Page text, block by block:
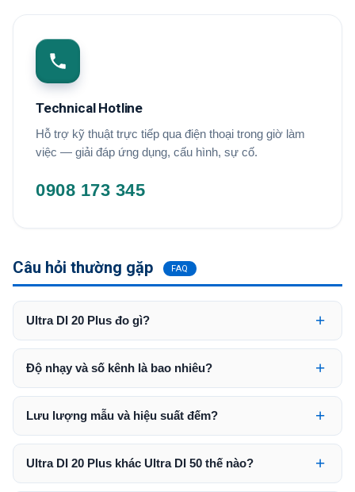
Technical Hotline
Hỗ trợ kỹ thuật trực tiếp qua điện thoại trong giờ làm
việc — giải đáp ứng dụng, cấu hình, sự cố.
0908 173 345
Câu hỏi thường gặp FAQ
Ultra DI 20 Plus đo gì?
Độ nhạy và số kênh là bao nhiêu?
Lưu lượng mẫu và hiệu suất đếm?
Ultra DI 20 Plus khác Ultra DI 50 thế nào?